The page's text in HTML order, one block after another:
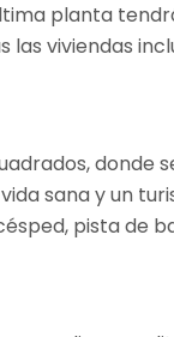
planta
las viviendas
donde
sana y un
pista de